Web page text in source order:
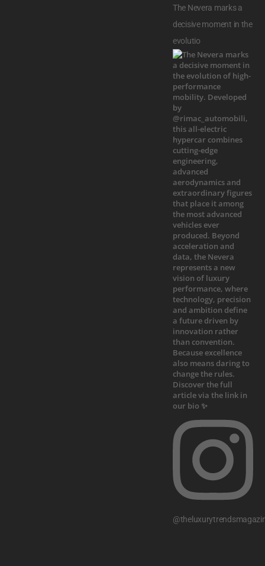
The Nevera marks a
decisive moment in the
evolutio